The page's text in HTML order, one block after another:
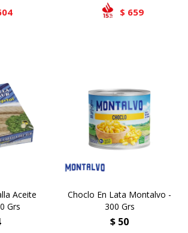
$ 659
Aceite
Grs
Choclo En Lata Montalvo -
300 Grs
$ 50